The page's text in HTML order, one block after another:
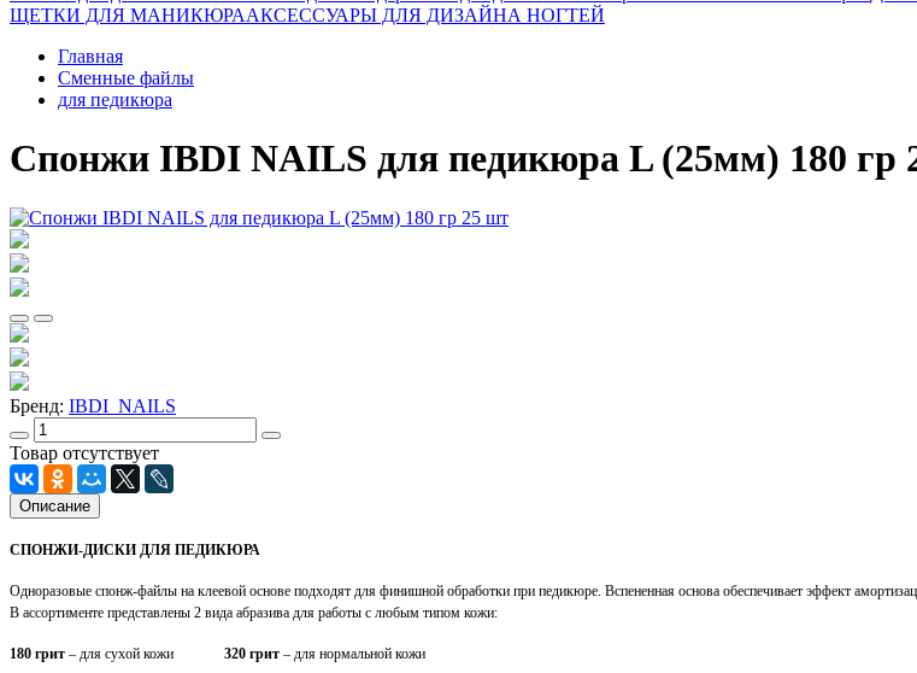
ЩЕТКИ ДЛЯ МАНИКЮРААКСЕССУАРЫ ДЛЯ ДИЗАЙНА НОГТЕЙ
Главная
Сменные файлы
для педикюра
Спонжи IBDI NAILS для педикюра L (25мм) 180 гр
Бренд: IBDI_NAILS
Товар отсутствует
Описание
СПОНЖИ-ДИСКИ ДЛЯ ПЕДИКЮРА
Одноразовые спонж-файлы на клеевой основе подходят для финишной обработки при педикюре. Вспененная основа обеспечивает эффект
В ассортименте представлены 2 вида абразива для работы с любым типом кожи:
180 грит – для сухой кожи 320 грит – для нормальной кожи